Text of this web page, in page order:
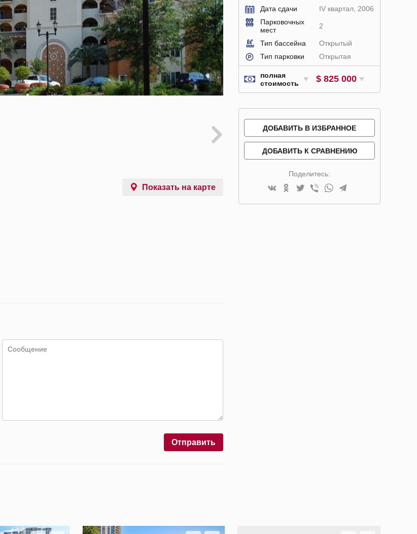
Показать на карте
Отправить
Дата сдачи
IV квартал, 2006
Парковочных
мест
2
Тип бассейна
Открытый
Тип парковки
Открытая
полная
стоимость
$ 825 000
ДОБАВИТЬ В ИЗБРАННОЕ
ДОБАВИТЬ К СРАВНЕНИЮ
Поделитесь: